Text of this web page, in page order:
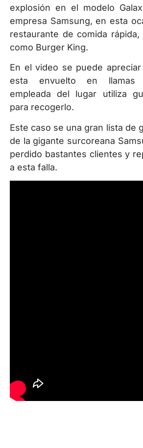
explosión en el modelo
empresa Samsung, en esta
restaurante de comida
como Burger King.
En el video se puede
esta envuelto en llamas
empleada del lugar utiliza
para recogerlo.
Este caso se una gran lista de
de la gigante surcoreana
perdido bastantes clientes y
a esta falla.